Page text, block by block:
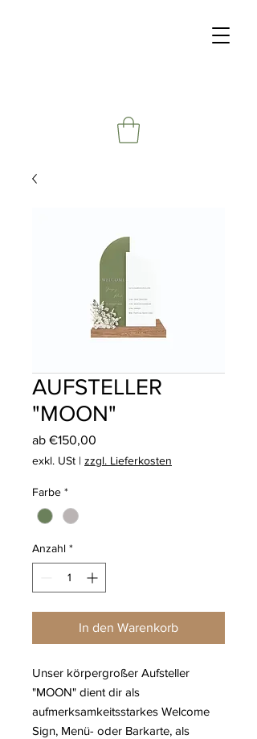
AUFSTELLER
"MOON"
ab €150,00
exkl. USt | zzgl. Lieferkosten
Farbe *
Anzahl *
In den Warenkorb
Unser körpergroßer Aufsteller
"MOON" dient dir als
aufmerksamkeitsstarkes Welcome
Sign, Menü- oder Barkarte, als